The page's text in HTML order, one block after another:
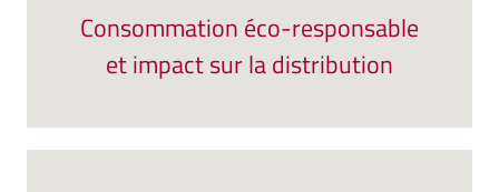
Consommation éco-responsable
et impact sur la distribution